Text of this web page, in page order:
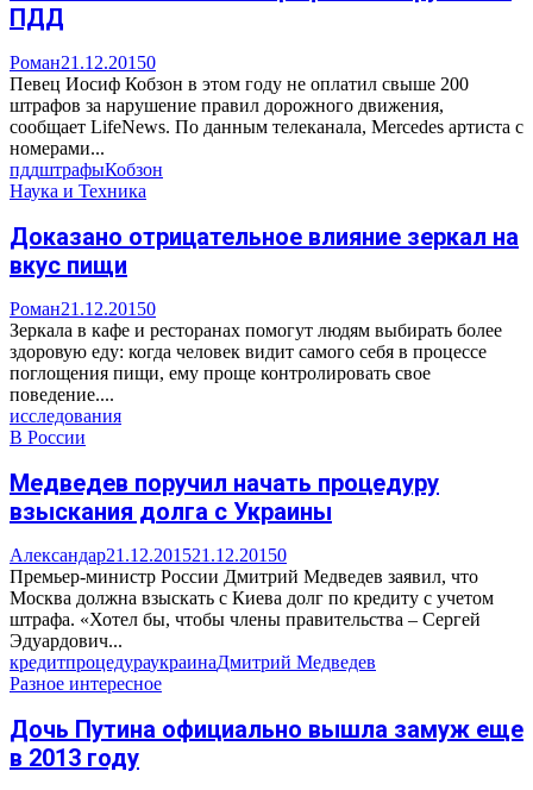
ПДД
Роман21.12.20150
Певец Иосиф Кобзон в этом году не оплатил свыше 200
штрафов за нарушение правил дорожного движения,
сообщает LifeNews. По данным телеканала, Mercedes артиста с
номерами...
пддштрафыКобзон
Наука и Техника
Доказано отрицательное влияние зеркал на
вкус пищи
Роман21.12.20150
Зеркала в кафе и ресторанах помогут людям выбирать более
здоровую еду: когда человек видит самого себя в процессе
поглощения пищи, ему проще контролировать свое
поведение....
исследования
В России
Медведев поручил начать процедуру
взыскания долга с Украины
Александар21.12.201521.12.20150
Премьер-министр России Дмитрий Медведев заявил, что
Москва должна взыскать с Киева долг по кредиту с учетом
штрафа. «Хотел бы, чтобы члены правительства – Сергей
Эдуардович...
кредитпроцедураукраинаДмитрий Медведев
Разное интересное
Дочь Путина официально вышла замуж еще
в 2013 году